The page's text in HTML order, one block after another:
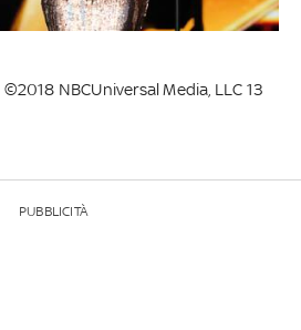
NBCUniversal Media, LLC 13
PUBBLICITÀ